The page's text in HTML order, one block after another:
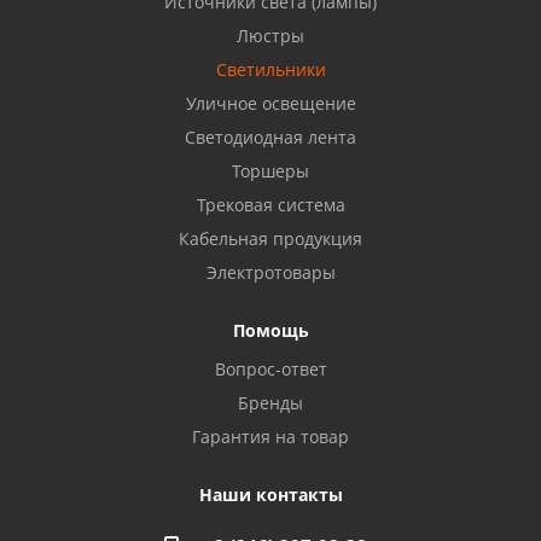
Бузулук, ул. Октябрьская, 24
Балаково, ул. Комарова, 55
Октябрьский, ул. Свердлова, 28
Азнакаево, ул. Булгар, 2. ТЦ "Акчарлак"
Стерлитамак, ул. Вокзальная, 13
Люстры
Светильники
Уличное освещение
Светодиодная лента
Торшеры
Трековая система
Кабельная продукция
Электротовары
Помощь
Вопрос-ответ
Бренды
Гарантия на товар
Наши контакты